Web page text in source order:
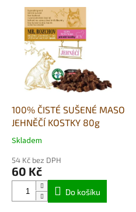
100% ČISTÉ SUŠENÉ MASO
JEHNĚČÍ KOSTKY 80g
Průměrné
produktu
je
Skladem
54 Kč bez DPH
60 Kč
Do košíku